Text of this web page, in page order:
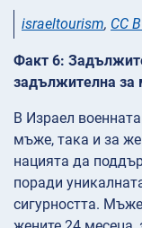
israeltourism, CC
Факт 6:
задължителна
В Израел
мъже, така и за
нацията да
поради
сигурността.